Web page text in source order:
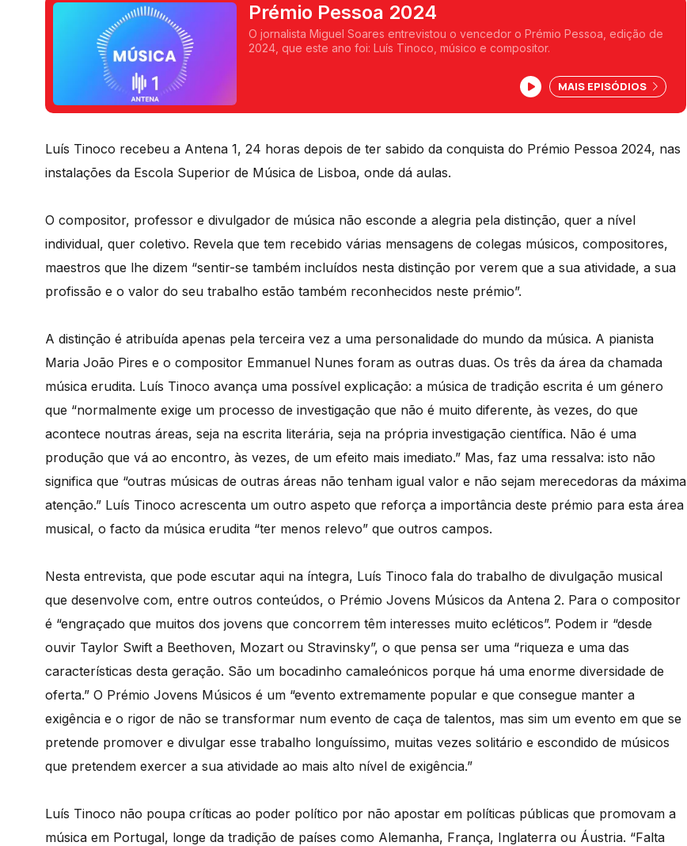
Prémio Pessoa 2024
O jornalista Miguel Soares entrevistou o vencedor o Prémio Pessoa, edição de
2024, que este ano foi: Luís Tinoco, músico e compositor.
MAIS EPISÓDIOS
Luís Tinoco recebeu a Antena 1, 24 horas depois de ter sabido da conquista do Prémio Pessoa 2024, nas
instalações da Escola Superior de Música de Lisboa, onde dá aulas.
O compositor, professor e divulgador de música não esconde a alegria pela distinção, quer a nível
individual, quer coletivo. Revela que tem recebido várias mensagens de colegas músicos, compositores,
maestros que lhe dizem “sentir-se também incluídos nesta distinção por verem que a sua atividade, a sua
profissão e o valor do seu trabalho estão também reconhecidos neste prémio”.
A distinção é atribuída apenas pela terceira vez a uma personalidade do mundo da música. A pianista
Maria João Pires e o compositor Emmanuel Nunes foram as outras duas. Os três da área da chamada
música erudita. Luís Tinoco avança uma possível explicação: a música de tradição escrita é um género
que “normalmente exige um processo de investigação que não é muito diferente, às vezes, do que
acontece noutras áreas, seja na escrita literária, seja na própria investigação científica. Não é uma
produção que vá ao encontro, às vezes, de um efeito mais imediato.” Mas, faz uma ressalva: isto não
significa que “outras músicas de outras áreas não tenham igual valor e não sejam merecedoras da máxima
atenção.” Luís Tinoco acrescenta um outro aspeto que reforça a importância deste prémio para esta área
musical, o facto da música erudita “ter menos relevo” que outros campos.
Nesta entrevista, que pode escutar aqui na íntegra, Luís Tinoco fala do trabalho de divulgação musical
que desenvolve com, entre outros conteúdos, o Prémio Jovens Músicos da Antena 2. Para o compositor
é “engraçado que muitos dos jovens que concorrem têm interesses muito ecléticos”. Podem ir “desde
ouvir Taylor Swift a Beethoven, Mozart ou Stravinsky”, o que pensa ser uma “riqueza e uma das
características desta geração. São um bocadinho camaleónicos porque há uma enorme diversidade de
oferta.” O Prémio Jovens Músicos é um “evento extremamente popular e que consegue manter a
exigência e o rigor de não se transformar num evento de caça de talentos, mas sim um evento em que se
pretende promover e divulgar esse trabalho longuíssimo, muitas vezes solitário e escondido de músicos
que pretendem exercer a sua atividade ao mais alto nível de exigência.”
Luís Tinoco não poupa críticas ao poder político por não apostar em políticas públicas que promovam a
música em Portugal, longe da tradição de países como Alemanha, França, Inglaterra ou Áustria. “Falta